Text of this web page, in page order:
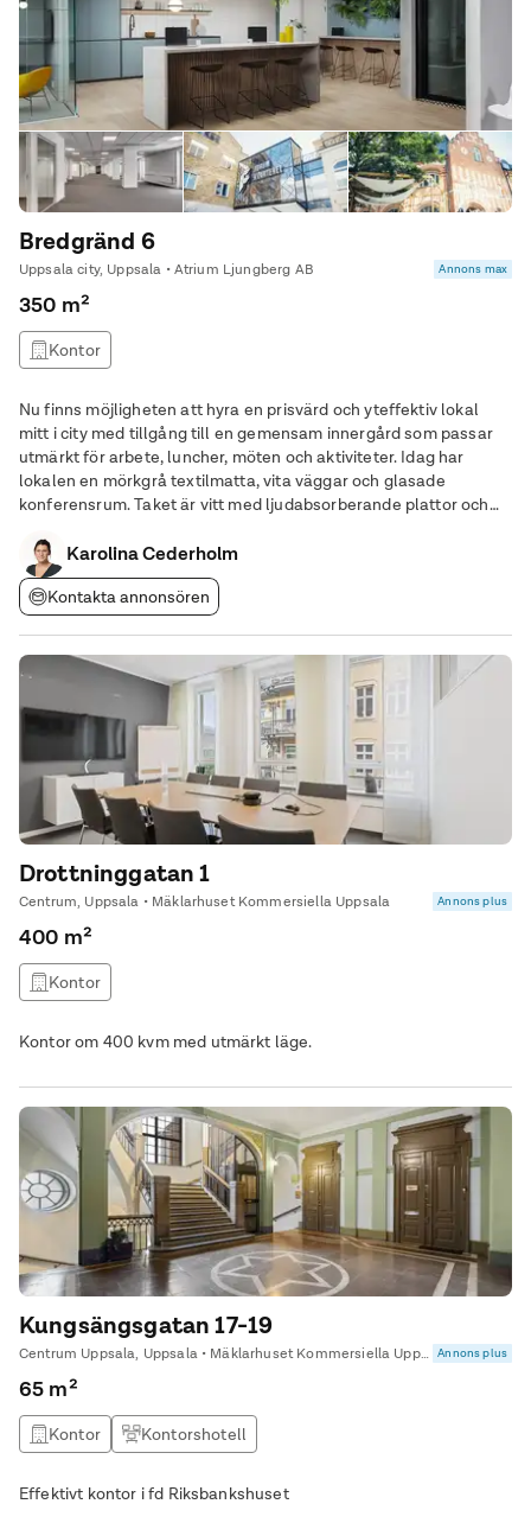
Bredgränd 6
Uppsala city, Uppsala • Atrium Ljungberg AB Annons max
350 m²
Kontor
Nu finns möjligheten att hyra en prisvärd och yteffektiv lokal
mitt i city med tillgång till en gemensam innergård som passar
utmärkt för arbete, luncher, möten och aktiviteter. Idag har
lokalen en mörkgrå textilmatta, vita väggar och glasade
konferensrum. Taket är vitt med ljudabsorberande plattor och
två entréer vilket ger bra
Karolina Cederholm
Kontakta annonsören
Drottninggatan 1
Centrum, Uppsala • Mäklarhuset Kommersiella Uppsala Annons plus
400 m²
Kontor
Kontor om 400 kvm med utmärkt läge.
Kungsängsgatan 17-19
Centrum Uppsala, Uppsala • Mäklarhuset Kommersiella Uppsala Annons plus
65 m²
Kontor Kontorshotell
Effektivt kontor i fd Riksbankshuset